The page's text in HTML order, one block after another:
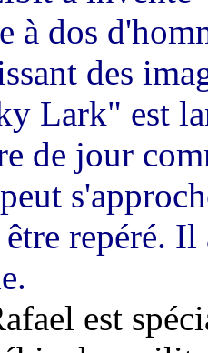
à dos
des
Lark" est
de jour
être repéré.
est